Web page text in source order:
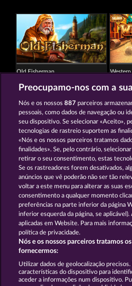
Old Fisherman Western
Mallorca Wilds Piggy
Termos e
Declaração de
Empresa
Programa de parceiros
Enviar pedido de
Preocupamo-nos com a
Nós e os nossos887 parceiros
pessoais, como dados de navegação ou
seu dispositivo. Se selecionar «Aceito»,
tecnologias de rastreio suportem as
«Nós e os nossos parceiros tratamos
finalidades». Se, pelo contrário,
retirar o seu consentimento, estas
Se os rastreadores forem desativados,
anúncios que vê poderão não ser tão
voltar a este menu para alterar as suas
consentimento a qualquer momento
preferências na parte inferior da página
inferior esquerda da página, se aplicável).
aplicadas em Website. Para mais
política de privacidade.
Nós e os nossos parceiros tratamos
fornecermos:
Utilizar dados de geolocalização
características do dispositivo para
aceder a informações num dispositivo.